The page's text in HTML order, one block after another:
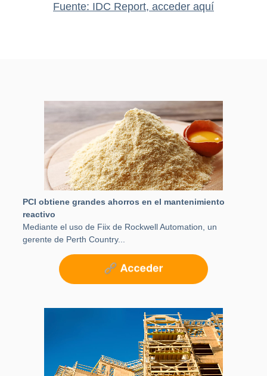
Fuente: IDC Report, acceder aquí
PCI obtiene grandes ahorros en el mantenimiento
reactivo
Mediante el uso de Fiix de Rockwell Automation, un
gerente de Perth Country...